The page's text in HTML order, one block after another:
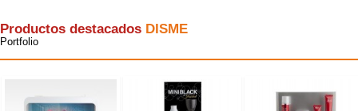
Productos destacados DISME
Portfolio